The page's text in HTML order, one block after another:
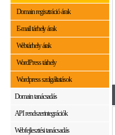
Domain regisztráció árak
E-mail tárhely árak
Webtárhely árak
WordPress tárhely
Wordpress szolgáltatások
Domain tanácsadás
API rendszerintegrációk
Webfejlesztési tanácsadás